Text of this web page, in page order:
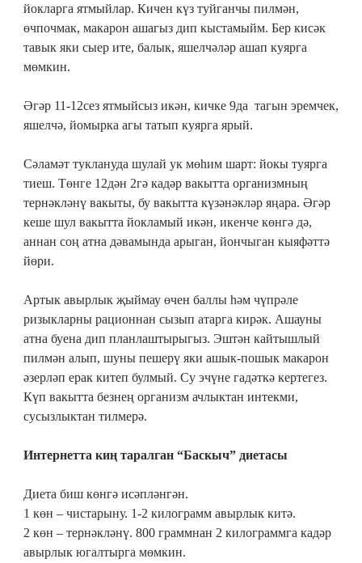
йокларга ятмыйлар. Кичен күз туйганчы пилмән,
өчпочмак, макарон ашагыз дип кыстамыйм. Бер кисәк
тавык яки сыер ите, балык, яшелчәләр ашап куярга
мөмкин.
Әгәр 11-12сез ятмыйсыз икән, кичке 9да тагын эремчек,
яшелчә, йомырка агы татып куярга ярый.
Сәламәт туклануда шулай ук мөһим шарт: йокы туярга
тиеш. Төнге 12дән 2гә кадәр вакытта организмның
тернәкләнү вакыты, бу вакытта күзәнәкләр яңара. Әгәр
кеше шул вакытта йокламый икән, икенче көнгә дә,
аннан соң атна дәвамында арыган, йончыган кыяфәттә
йөри.
Артык авырлык җыймау өчен баллы һәм чүпрәле
ризыкларны рационнан сызып атарга кирәк. Ашауны
атна буена дип планлаштырыгыз. Эштән кайтышлый
пилмән алып, шуны пешерү яки ашык-пошык макарон
әзерләп ерак китеп булмый. Су эчүне гадәткә кертегез.
Күп вакытта безнең организм ачлыктан интекми,
сусызлыктан тилмерә.
Интернетта киң таралган “Баскыч” диетасы
Диета биш көнгә исәпләнгән.
1 көн – чистарыну. 1-2 килограмм авырлык китә.
2 көн – тернәкләнү. 800 граммнан 2 килограммга кадәр
авырлык югалтырга мөмкин.